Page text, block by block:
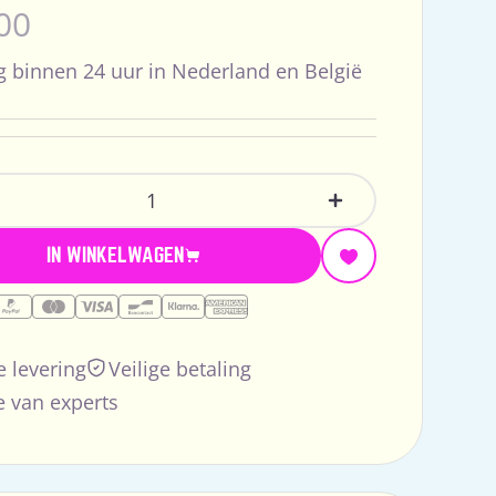
binnen 24 uur in Nederland en België
Verlagen Voor Thule Urban Glide 3 Rain Cover
Verhoog Het
IN WINKELWAGEN
levering
Veilige betaling
van experts